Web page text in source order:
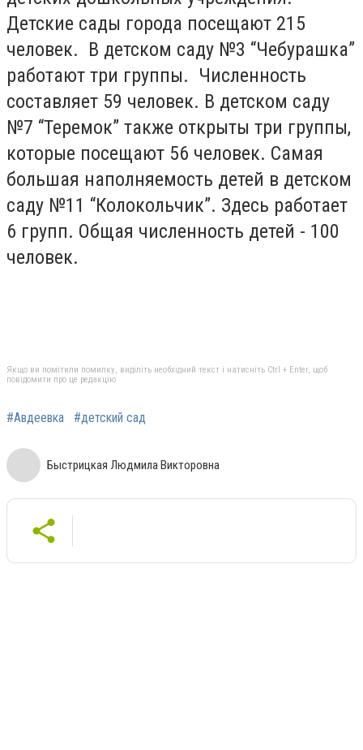
Детские сады города посещают 215
человек. В детском саду №3 “Чебурашка”
работают три группы. Численность
составляет 59 человек. В детском саду
№7 “Теремок” также открыты три группы,
которые посещают 56 человек. Самая
большая наполняемость детей в детском
саду №11 “Колокольчик”. Здесь работает
6 групп. Общая численность детей - 100
человек.
Якщо ви помітили помилку, виділіть необхідний текст і натисніть Ctrl + Enter, щоб
повідомити про це редакцію
#Авдеевка #детский сад
Быстрицкая Людмила Викторовна